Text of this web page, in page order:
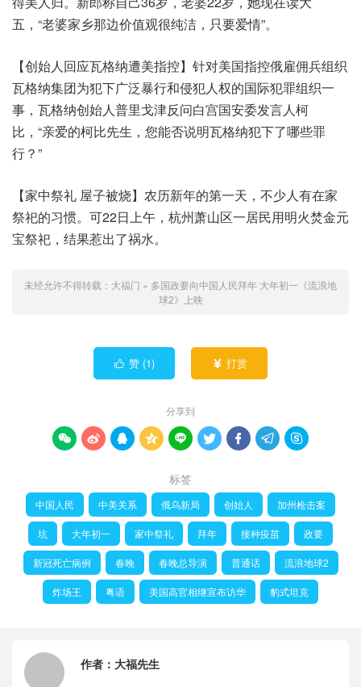
五，“老婆家乡那边价值观很纯洁，只要爱情”。
【创始人回应瓦格纳遭美指控】针对美国指控俄雇佣兵组织
瓦格纳集团为犯下广泛暴行和侵犯人权的国际犯罪组织一
事，瓦格纳创始人普里戈津反问白宫国安委发言人柯
比，“亲爱的柯比先生，您能否说明瓦格纳犯下了哪些罪
行？”
【家中祭礼 屋子被烧】农历新年的第一天，不少人有在家
祭祀的习惯。可22日上午，杭州萧山区一居民用明火焚金元
宝祭祀，结果惹出了祸水。
未经允许不得转载： 大福门 » 多国政要向中国人民拜年 大年初一《流浪地
球2》上映
 赞 (1)  打赏
分享到
        
标签
中国人民 中美关系 俄乌新局 创始人 加州枪击案
坑 大年初一 家中祭礼 拜年 接种疫苗 政要
新冠死亡病例 春晚 春晚总导演 普通话 流浪地球2
炸场王 粤语 美国高官相继宣布访华 豹式坦克
作者： 大福先生